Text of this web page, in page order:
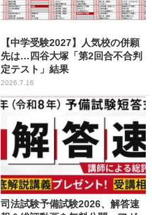
【中学受験2027】人気校の併願
先は…四谷大塚「第2回合不合判
定テスト」結果
2026.7.16
司法試験予備試験2026、解答速